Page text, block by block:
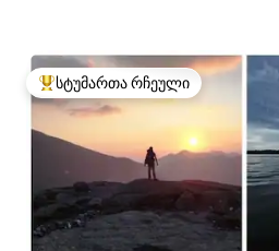
სტუმართა რჩეული მოწინავე
სტუმართა რჩეული